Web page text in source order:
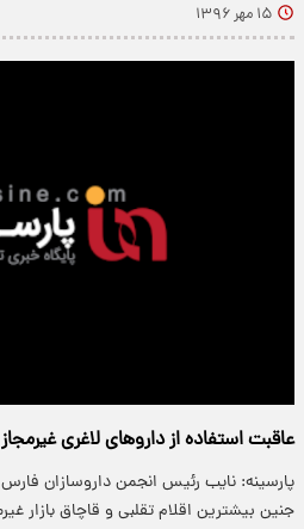
۱۵ مهر ۱۳۹۶
عاقبت استفاده از داروهای لاغری غیرمجاز
پارسینه: نایب رئیس انجمن داروسازان
جنین بیشترین اقلام تقلبی و قاچاق بازار